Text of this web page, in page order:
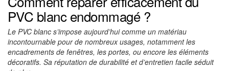
PVC blanc endommagé ?
Le PVC blanc s’impose aujourd’hui comme un matériau
incontournable pour de nombreux usages, notamment les
encadrements de fenêtres, les portes, ou encore les éléments
décoratifs. Sa réputation de durabilité et d’entretien facile séduit